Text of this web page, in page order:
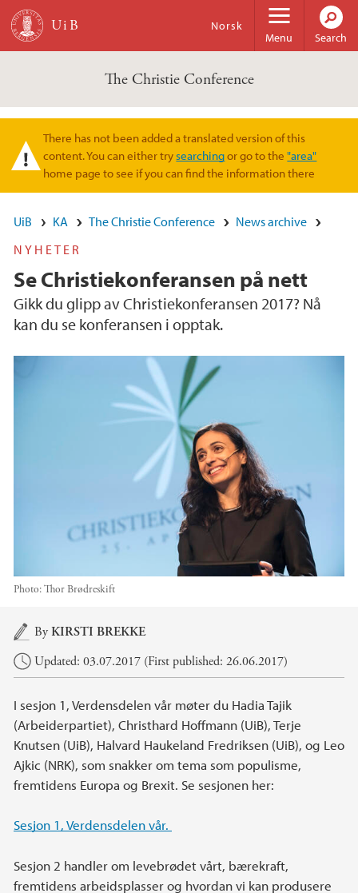
Skip to main content
Menu
Norsk
Search
The Christie Conference
Warning message
There has not been added a translated version of this
content. You can either trysearchingor go to the"area"
home page to see if you can find the information there
UiB KA The Christie Conference
News archive
NYHETER
Se Christiekonferansen på nett
Gikk du glipp av Christiekonferansen 2017? Nå
kan du se konferansen i opptak.
Photo:Thor Brødreskift
Main content
ByKIRSTI BREKKE
Updated: 03.07.2017 (First published: 26.06.2017)
I sesjon 1, Verdensdelen vår møter du Hadia Tajik
(Arbeiderpartiet), Christhard Hoffmann (UiB), Terje
Knutsen (UiB), Halvard Haukeland Fredriksen (UiB), og Leo
Ajkic (NRK), som snakker om tema som populisme,
fremtidens Europa og Brexit. Se sesjonen her:
Sesjon 1, Verdensdelen vår.
Sesjon 2 handler om levebrødet vårt, bærekraft,
fremtidens arbeidsplasser og hvordan vi kan produsere